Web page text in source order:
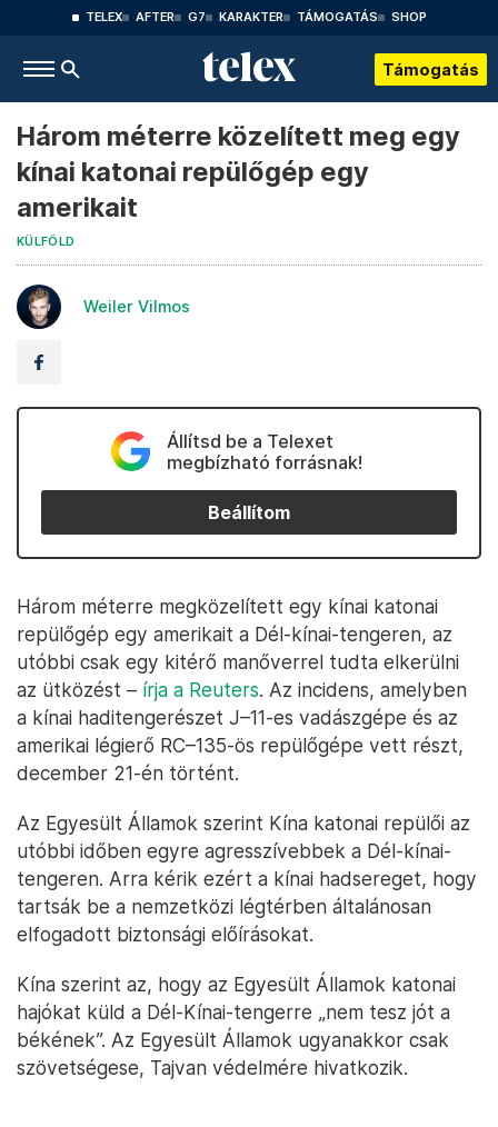
TELEX AFTER G7 KARAKTER TÁMOGATÁS SHOP
Támogatás
Három méterre közelített meg egy
kínai katonai repülőgép egy
amerikait
KÜLFÖLD
Weiler Vilmos
Állítsd be a Telexet
megbízható forrásnak!
Beállítom
Három méterre megközelített egy kínai katonai
repülőgép egy amerikait a Dél-kínai-tengeren, az
utóbbi csak egy kitérő manőverrel tudta elkerülni
az ütközést – írja a Reuters. Az incidens, amelyben
a kínai haditengerészet J–11-es vadászgépe és az
amerikai légierő RC–135-ös repülőgépe vett részt,
december 21-én történt.
Az Egyesült Államok szerint Kína katonai repülői az
utóbbi időben egyre agresszívebbek a Dél-kínai-
tengeren. Arra kérik ezért a kínai hadsereget, hogy
tartsák be a nemzetközi légtérben általánosan
elfogadott biztonsági előírásokat.
Kína szerint az, hogy az Egyesült Államok katonai
hajókat küld a Dél-Kínai-tengerre „nem tesz jót a
békének”. Az Egyesült Államok ugyanakkor csak
szövetségese, Tajvan védelmére hivatkozik.